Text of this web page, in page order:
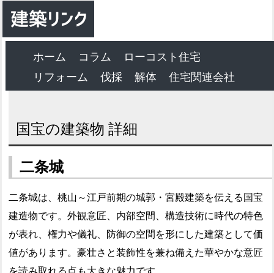
ホーム コラム
ローコスト住宅
リフォーム
伐採 解体 住宅関連会社
国宝の建築物 詳細
二条城
二条城は、桃山～江戸前期の城郭・宮殿建築を伝える国宝
建造物です。外観意匠、内部空間、構造技術に時代の特色
が表れ、権力や儀礼、防御の空間を形にした建築として価
値があります。豪壮さと装飾性を兼ね備えた華やかな意匠